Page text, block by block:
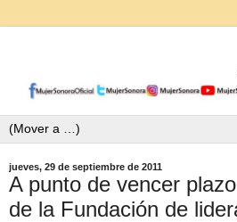
jueves, 29 de septiembre de 2011
A punto de vencer
de la Fundación de